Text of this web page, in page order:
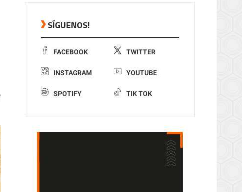
SÍGUENOS!
FACEBOOK TWITTER
INSTAGRAM YOUTUBE
SPOTIFY TIK TOK